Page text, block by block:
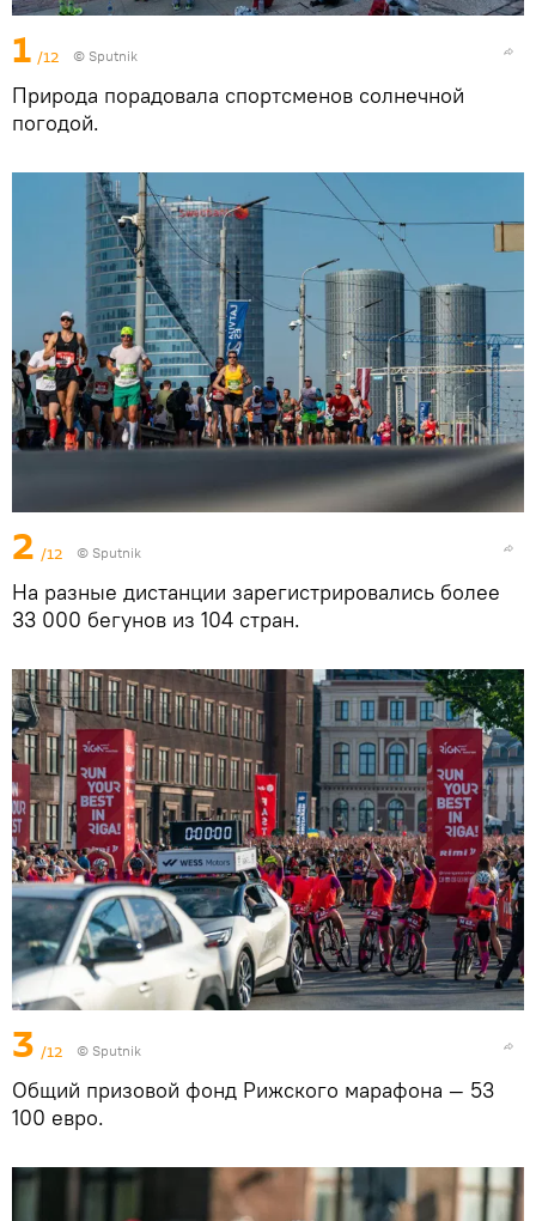
1 /12 © Sputnik
Природа порадовала спортсменов солнечной
погодой.
2 /12 © Sputnik
На разные дистанции зарегистрировались более
33 000 бегунов из 104 стран.
3 /12 © Sputnik
Общий призовой фонд Рижского марафона — 53
100 евро.